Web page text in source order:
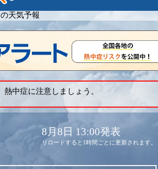
天気予報
中症に注意しましょう。
8月8日 13:00発表
リロードすると1時間ごとに更新されます。